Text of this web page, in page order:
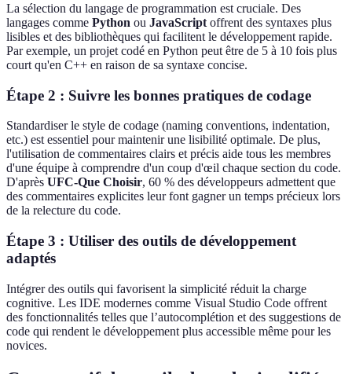
La sélection du langage de programmation est cruciale. Des
langages comme Python ou JavaScript offrent des syntaxes plus
lisibles et des bibliothèques qui facilitent le développement rapide.
Par exemple, un projet codé en Python peut être de 5 à 10 fois plus
court qu'en C++ en raison de sa syntaxe concise.
Étape 2 : Suivre les bonnes pratiques de codage
Standardiser le style de codage (naming conventions, indentation,
etc.) est essentiel pour maintenir une lisibilité optimale. De plus,
l'utilisation de commentaires clairs et précis aide tous les membres
d'une équipe à comprendre d'un coup d'œil chaque section du code.
D'après UFC-Que Choisir, 60 % des développeurs admettent que
des commentaires explicites leur font gagner un temps précieux lors
de la relecture du code.
Étape 3 : Utiliser des outils de développement
adaptés
Intégrer des outils qui favorisent la simplicité réduit la charge
cognitive. Les IDE modernes comme Visual Studio Code offrent
des fonctionnalités telles que l’autocomplétion et des suggestions de
code qui rendent le développement plus accessible même pour les
novices.